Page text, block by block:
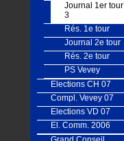
Journal 1er tour
3
Rés. 1e tour
Journal 2e tour
Rés. 2e tour
PS Vevey
Elections CH 07
Compl. Vevey 07
Elections VD 07
El. Comm. 2006